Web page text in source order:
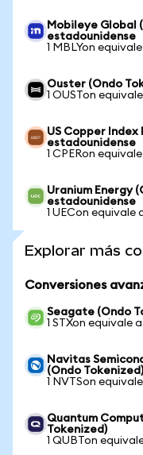
Mobileye Global
estadounidense
1 MBLYon
Ouster (Ondo
1 OUSTon
US Copper Index
estadounidense
1 CPERon
Uranium Energy
estadounidense
1 UECon equivale a
Explorar más
Conversiones
Seagate (Ondo
1 STXon equivale
Navitas
(Ondo Tokenized)
1 NVTSon
Quantum
Tokenized)
1 QUBTon